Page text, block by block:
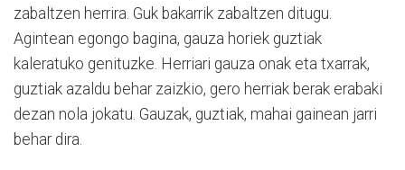
zabaltzen herrira. Guk bakarrik zabaltzen ditugu.
Agintean egongo bagina, gauza horiek guztiak
kaleratuko genituzke. Herriari gauza onak eta txarrak,
guztiak azaldu behar zaizkio, gero herriak berak erabaki
dezan nola jokatu. Gauzak, guztiak, mahai gainean jarri
behar dira.